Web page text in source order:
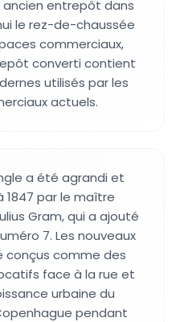
ancien entrepôt dans
le rez-de-chaussée
commerciaux,
converti contient
utilisés par les
actuels.
a été agrandi et
1847 par le maître
Gram, qui a ajouté
7. Les nouveaux
comme des
face à la rue et
urbaine du
pendant